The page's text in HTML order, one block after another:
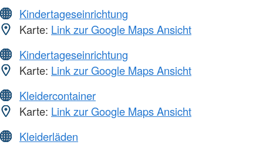
Kindertageseinrichtung
Karte: Link zur Google Maps Ansicht
Kindertageseinrichtung
Karte: Link zur Google Maps Ansicht
Kleidercontainer
Karte: Link zur Google Maps Ansicht
Kleiderläden